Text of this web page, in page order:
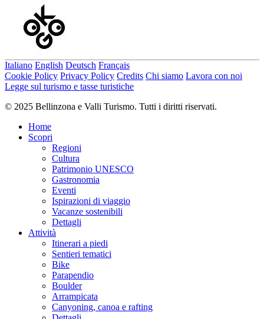
Italiano English Deutsch Français
Cookie Policy Privacy Policy Credits Chi siamo Lavora con noi
Legge sul turismo e tasse turistiche
© 2025 Bellinzona e Valli Turismo. Tutti i diritti riservati.
Home
Scopri
Regioni
Cultura
Patrimonio UNESCO
Gastronomia
Eventi
Ispirazioni di viaggio
Vacanze sostenibili
Dettagli
Attività
Itinerari a piedi
Sentieri tematici
Bike
Parapendio
Boulder
Arrampicata
Canyoning, canoa e rafting